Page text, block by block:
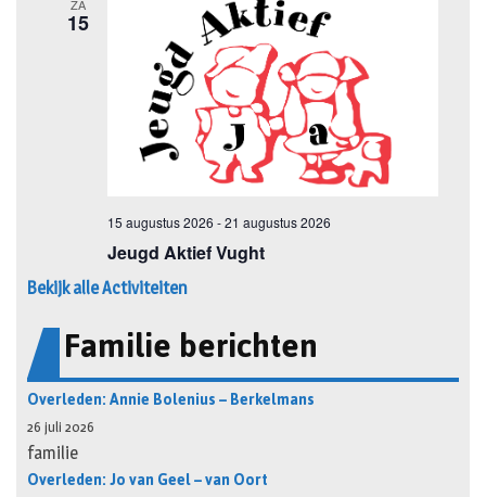
Bekijk alle Activiteiten
Familie berichten
Overleden: Annie Bolenius – Berkelmans
26 juli 2026
familie
Overleden: Jo van Geel – van Oort